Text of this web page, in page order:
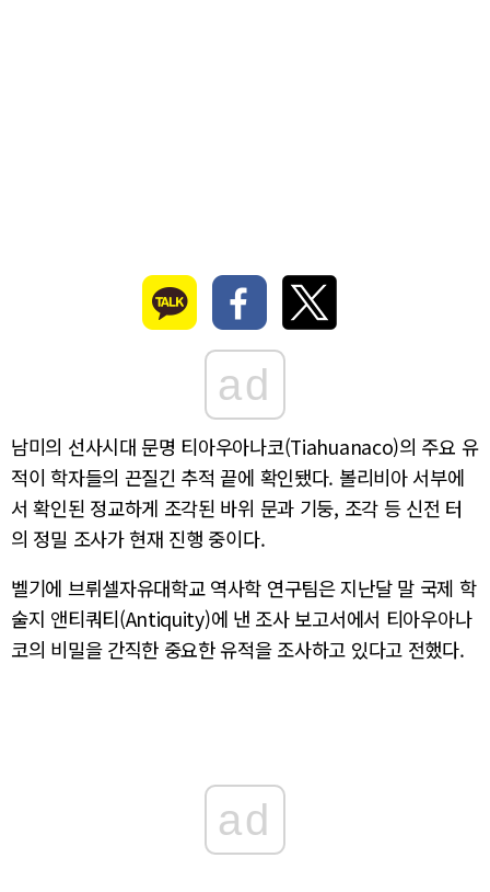
ad
남미의 선사시대 문명 티아우아나코(Tiahuanaco)의 주요 유
적이 학자들의 끈질긴 추적 끝에 확인됐다. 볼리비아 서부에
서 확인된 정교하게 조각된 바위 문과 기둥, 조각 등 신전 터
의 정밀 조사가 현재 진행 중이다.
벨기에 브뤼셀자유대학교 역사학 연구팀은 지난달 말 국제 학
술지 앤티쿼티(Antiquity)에 낸 조사 보고서에서 티아우아나
코의 비밀을 간직한 중요한 유적을 조사하고 있다고 전했다.
ad